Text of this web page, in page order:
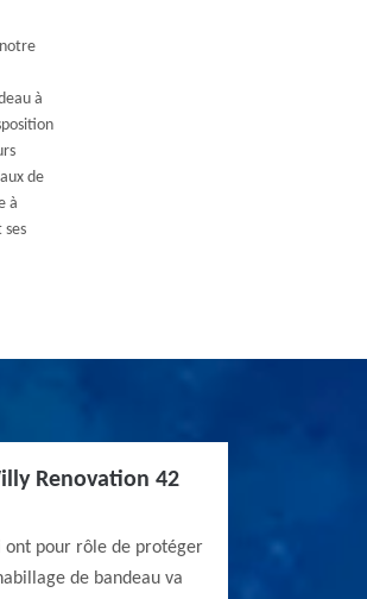
à
de
à
ses
Renovation 42
ont pour rôle de protéger
de bandeau va